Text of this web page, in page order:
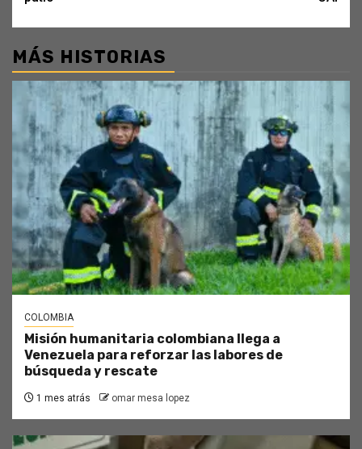
MÁS HISTORIAS
COLOMBIA
Misión humanitaria colombiana llega a
Venezuela para reforzar las labores de
búsqueda y rescate
1 mes atrás omar mesa lopez